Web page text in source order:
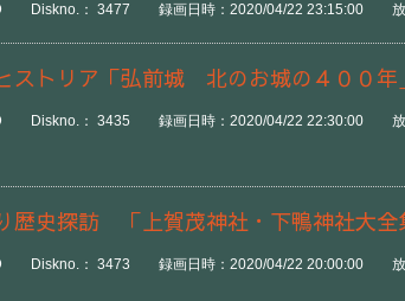
Diskno.： 3477 録画日時：2020/04/22 23:15:00 放
ストリア「弘前城 北のお城の４００年
Diskno.： 3435 録画日時：2020/04/22 22:30:00 放
歴史探訪 「上賀茂神社・下鴨神社大全
Diskno.： 3473 録画日時：2020/04/22 20:00:00 放